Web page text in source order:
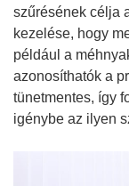
szűrésének célja
kezelése, hogy
például a
azonosíthatók a
tünetmentes, így
igénybe az ilyen